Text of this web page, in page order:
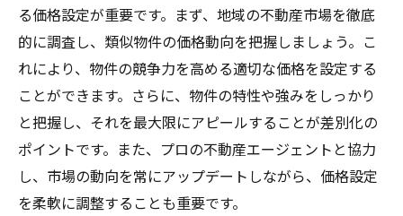
る価格設定が重要です。まず、地域の不動産市場を徹底
的に調査し、類似物件の価格動向を把握しましょう。こ
れにより、物件の競争力を高める適切な価格を設定する
ことができます。さらに、物件の特性や強みをしっかり
と把握し、それを最大限にアピールすることが差別化の
ポイントです。また、プロの不動産エージェントと協力
し、市場の動向を常にアップデートしながら、価格設定
を柔軟に調整することも重要です。